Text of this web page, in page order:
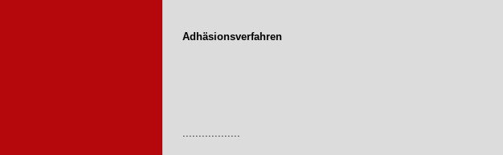
Adhäsionsverfahren
..................